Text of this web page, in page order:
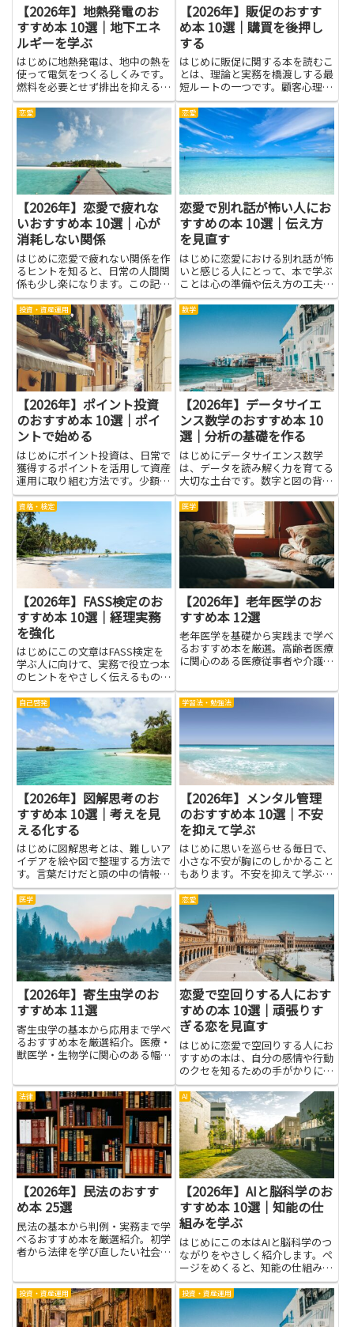
【2026年】地熱発電のお
すすめ本 10選｜地下エネ
ルギーを学ぶ
はじめに地熱発電は、地中の熱を
使って電気をつくるしくみです。
燃料を必要とせず排出を抑える点
が大きな魅力です。地球の地下に
眠る熱の特徴や、それがどう発電
に活かされるのかを知ると、エネ
ルギーのしくみが身近に感じられ
ます。地熱発電を学ぶと、暮ら
し...
【2026年】販促のおすす
め本 10選｜購買を後押し
する
はじめに販促に関する本を読むこ
とは、理論と実務を橋渡しする最
短ルートの一つです。顧客心理や
購買行動の基本原則、効果的な言
葉選びや導線設計、データを使っ
た改善の進め方などを体系的に学
べます。販促の知識があると、広
告やメール、店頭といった接点
で...
恋愛
【2026年】恋愛で疲れな
いおすすめ本 10選｜心が
消耗しない関係
はじめに恋愛で疲れない関係を作
るヒントを知ると、日常の人間関
係も少し楽になります。この記事
で取り上げる本は、感情の波に振
り回されず、自分を大切にしつつ
相手の気持ちを理解する考え方を
丁寧に伝えています。読み進める
と、相手を責めるより自分の気
持...
恋愛
恋愛で別れ話が怖い人にお
すすめの本 10選｜伝え方
を見直す
はじめに恋愛における別れ話が怖
いと感じる人にとって、本で学ぶ
ことは心の準備や伝え方の工夫に
つながります。怖さの正体を知
り、相手の立場を想像する力や自
分の感情を落ち着ける方法を身に
つけることで、感情的な衝突を避
けやすくなります。具体的な事例
や...
投資・資産運用
【2026年】ポイント投資
のおすすめ本 10選｜ポイ
ントで始める
はじめにポイント投資は、日常で
獲得するポイントを活用して資産
運用に取り組む方法です。少額か
ら始められるため、金融経験が浅
い人でも無理なく投資の基礎を学
べます。本を通して制度の仕組み
やリスク管理、ポイントの価値の
見極め方などを学べば、実践に
移...
数学
【2026年】データサイエ
ンス数学のおすすめ本 10
選｜分析の基礎を作る
はじめにデータサイエンス数学
は、データを読み解く力を育てる
大切な土台です。数字と図の背後
にある仕組みを理解することで、
データの動きや傾向を見抜き、仮
説を検証して結論へとつなげる力
が養われます。この記事では、分
析の基礎を作ることを目的に、初
心...
資格・検定
【2026年】FASS検定のお
すすめ本 10選｜経理実務
を強化
はじめにこの文章はFASS検定を
学ぶ人に向けて、実務で役立つ本
のヒントをやさしく伝えるもので
す。経理の現場では、知識を正し
く使える力が大切です。検定の準
備を通じて、基本の考え方と手順
を、日常の作業に落とし込みやす
くします。本文で紹介する本は...
医学
【2026年】老年医学のお
すすめ本 12選
老年医学を基礎から実践まで学べ
るおすすめ本を厳選。高齢者医療
に関心のある医療従事者や介護関
自己啓発
【2026年】図解思考のお
すすめ本 10選｜考えを見
える化する
はじめに図解思考とは、難しいア
イデアを絵や図で整理する方法で
す。言葉だけだと頭の中の情報が
散りやすいですが、図を使うと何
が問題で、どんな解決があるのか
が見えやすくなります。この記事
では、図解思考を学ぶ手助けにな
る本を紹介します。図解を取り
入...
学習法・勉強法
【2026年】メンタル管理
のおすすめ本 10選｜不安
を抑えて学ぶ
はじめに思いを巡らせる毎日で、
小さな不安が胸にのしかかること
もあります。不安を抑えて学ぶ力
を身につけると、自分の気持ちの
動きをつかみやすくなり、安定し
た毎日を作る手助けになります。
メンタル管理を学ぶと、状況が変
わっても冷静に判断しやすくな
り...
医学
【2026年】寄生虫学のお
すすめ本 11選
寄生虫学の基本から応用まで学べ
るおすすめ本を厳選紹介。医療・
獣医学・生物学に関心のある幅広
恋愛
恋愛で空回りする人におす
すめの本 10選｜頑張りす
ぎる恋を見直す
はじめに恋愛で空回りする人にお
すすめの本は、自分の感情や行動
のクセを知るための手がかりにな
ります。まずは自分の考え方や価
値観を言葉で整理することで、な
ぜ相手に伝わらないのか、なぜ空
回りしてしまうのかが見えてきま
す。本を通じて学べるのは、自
己...
法律
【2026年】民法のおすす
め本 25選
民法の基本から判例・実務まで学
べるおすすめ本を厳選紹介。初学
者から法律を学び直したい社会人
AI
【2026年】AIと脳科学のお
すすめ本 10選｜知能の仕
組みを学ぶ
はじめにこの本はAIと脳科学のつ
ながりをやさしく紹介します。ペ
ージをめくると、知能の仕組みを
学ぶ方法が見えてきます。難しい
言葉を避け、身近な例で脳の働き
と機械のしくみを比べる説明が続
きます。読んだ人は、記憶や判
投資・資産運用 投資・資産運用